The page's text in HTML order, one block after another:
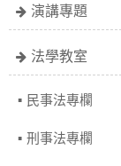
演講專題
法學教室
民事法專欄
刑事法專欄